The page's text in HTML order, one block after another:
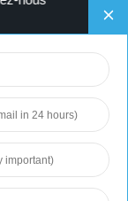
tubing